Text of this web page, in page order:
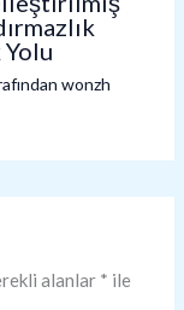
wonzh
alanlar * ile